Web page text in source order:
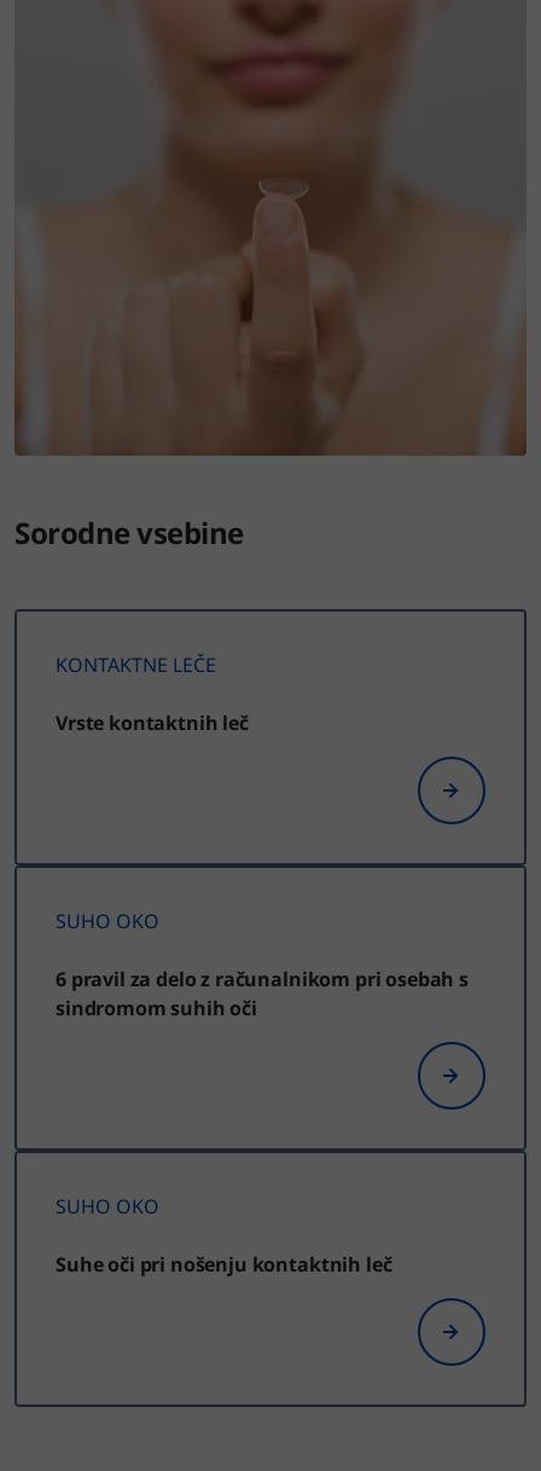
Sorodne vsebine
KONTAKTNE LEČE
Vrste kontaktnih leč
SUHO OKO
6 pravil za delo z računalnikom pri osebah s
sindromom suhih oči
SUHO OKO
Suhe oči pri nošenju kontaktnih leč